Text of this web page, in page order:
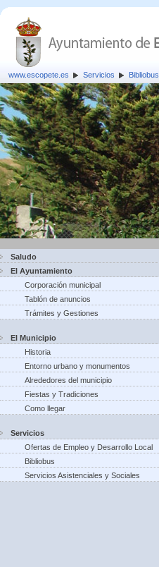
www.escopete.es Servicios Bibliobus
Saludo
El Ayuntamiento
Corporación municipal
Tablón de anuncios
Trámites y Gestiones
El Municipio
Historia
Entorno urbano y monumentos
Alrededores del municipio
Fiestas y Tradiciones
Como llegar
Servicios
Ofertas de Empleo y Desarrollo Local
Bibliobus
Servicios Asistenciales y Sociales